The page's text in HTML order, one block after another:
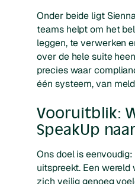
Onder beide ligt
teams helpt om het
leggen, te verwerken
over de hele suite
precies waar
één systeem, van
Vooruitblik:
SpeakUp
Ons doel is
uitspreekt. Een
zich veilig genoeg